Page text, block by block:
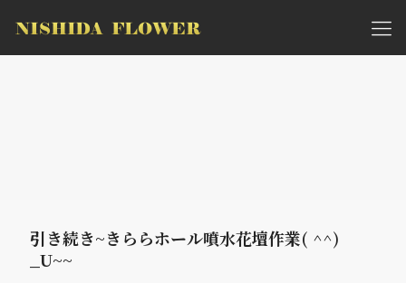
引き続き~きららホール噴水花壇作業( ^^)
_U~~